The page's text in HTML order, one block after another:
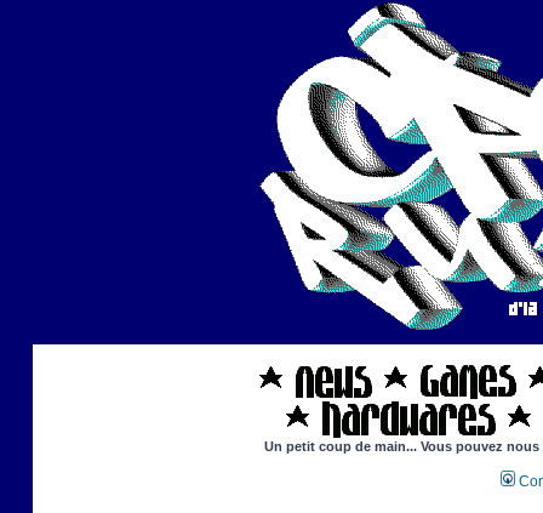
Un petit coup de main... Vous pouvez